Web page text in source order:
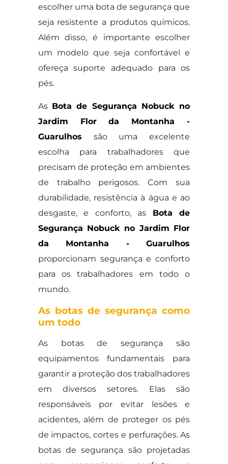
escolher uma bota de segurança que
seja resistente a produtos químicos.
Além disso, é importante escolher
um modelo que seja confortável e
ofereça suporte adequado para os
pés.
As Bota de Segurança Nobuck no
Jardim Flor da Montanha -
Guarulhos são uma excelente
escolha para trabalhadores que
precisam de proteção em ambientes
de trabalho perigosos. Com sua
durabilidade, resistência à água e ao
desgaste, e conforto, as Bota de
Segurança Nobuck no Jardim Flor
da Montanha - Guarulhos
proporcionam segurança e conforto
para os trabalhadores em todo o
mundo.
As botas de segurança como
um todo
As botas de segurança são
equipamentos fundamentais para
garantir a proteção dos trabalhadores
em diversos setores. Elas são
responsáveis por evitar lesões e
acidentes, além de proteger os pés
de impactos, cortes e perfurações. As
botas de segurança são projetadas